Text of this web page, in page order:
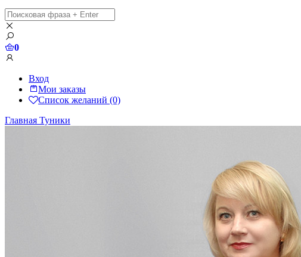
0
Вход
Мои заказы
Список желаний (0)
Главная Туники